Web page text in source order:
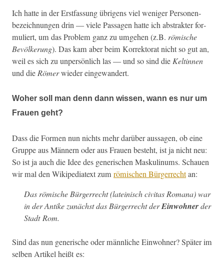
Ich hat­te in der Erst­fas­sung übri­gens viel weniger Per­so­n­en­
beze­ich­nun­gen drin — viele Pas­sagen hat­te ich abstrak­ter for­
muliert, um das Prob­lem ganz zu umge­hen (z.B. römis­che
Bevölkerung). Das kam aber beim Kor­rek­torat nicht so gut an,
weil es sich zu unper­sön­lich las — und so sind die Keltin­nen
und die Römerwieder eingewandert.
Woher soll man denn dann wissen, wann es nur um
Frauen geht?
Dass die For­men nun nichts mehr darüber aus­sagen, ob eine
Gruppe aus Män­nern oder aus Frauen beste­ht, ist ja nicht neu:
So ist ja auch die Idee des gener­ischen Maskulinums. Schauen
wir mal den Wikipedi­atext zum römis­chen Bürg­er­rechtan:
Das römis­che Bürg­er­recht (lateinischciv­i­tas Romana) war
in der Antike zunächst das Bürg­er­recht derEin­wohn­erder
Stadt Rom.
Sind das nun gener­ische oder männliche Ein­wohn­er? Später im
sel­ben Artikel heißt es: